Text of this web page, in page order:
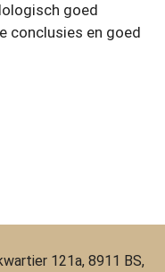
goed
conclusies en goed
121a, 8911 BS,